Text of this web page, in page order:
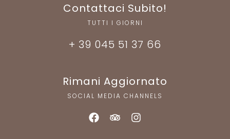
Contattaci Subito!
TUTTI I GIORNI
+ 39 045 51 37 66
Rimani Aggiornato
SOCIAL MEDIA CHANNELS